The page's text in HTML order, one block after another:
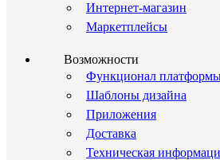
Интернет-магазин
Маркетплейсы
Возможности
Функционал
Шаблоны дизайна
Приложения
Доставка
Техническая